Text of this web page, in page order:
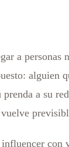
a personas
alguien
a su
con